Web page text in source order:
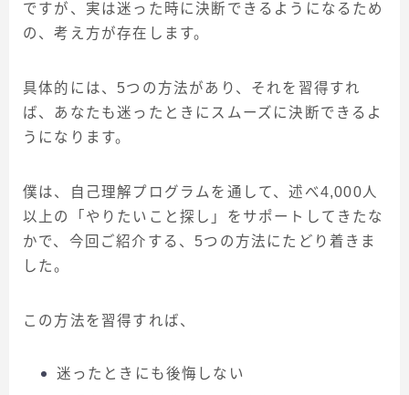
ですが、実は迷った時に決断できるようになるため
の、考え方が存在します。
具体的には、5つの方法があり、それを習得すれ
ば、あなたも迷ったときにスムーズに決断できるよ
うになります。
僕は、自己理解プログラムを通して、述べ4,000人
以上の「やりたいこと探し」をサポートしてきたな
かで、今回ご紹介する、5つの方法にたどり着きま
した。
この方法を習得すれば、
迷ったときにも後悔しない